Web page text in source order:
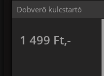
Dobverő kulcstartó
1 499 Ft,-